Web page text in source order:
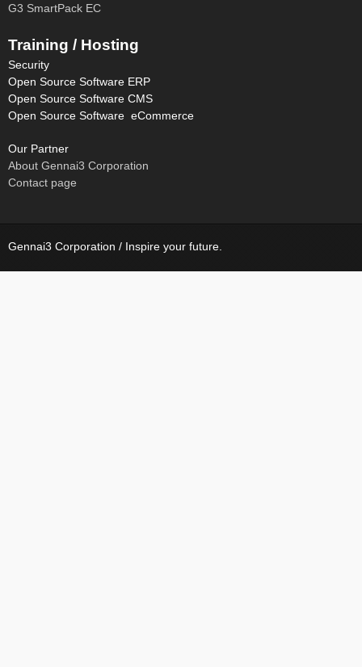
G3 SmartPack EC
Training / Hosting
Security
Open Source Software ERP
Open Source Software CMS
Open Source Software eCommerce
Our Partner
About Gennai3 Corporation
Contact page
Gennai3 Corporation / Inspire your future.